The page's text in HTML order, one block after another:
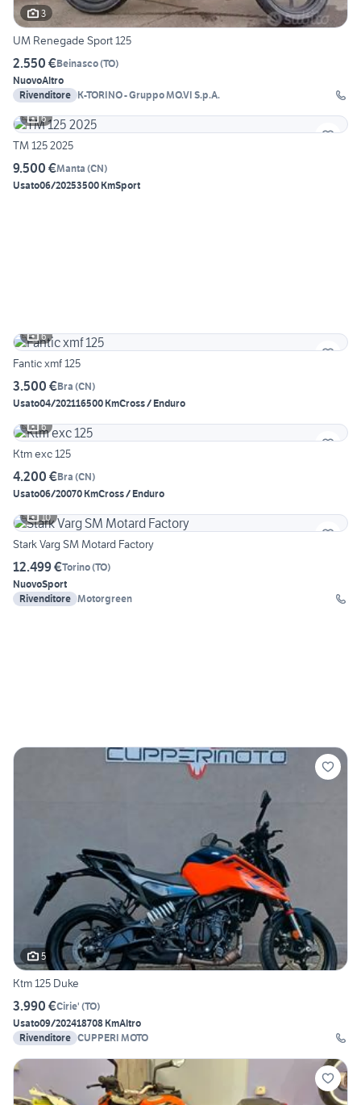
3
UM Renegade Sport 125
2.550 €Beinasco(TO)
NuovoAltro
Rivenditore K-TORINO - Gruppo MO.VI S.p.A.
6
TM 125 2025
9.500 €Manta (CN)
Usato06/20253500 KmSport
6
Fantic xmf 125
3.500 €Bra (CN)
Usato04/202116500 KmCross / Enduro
6
Ktm exc 125
4.200 €Bra (CN)
Usato06/20070 KmCross / Enduro
10
Stark Varg SM Motard Factory
12.499 €Torino(TO)
NuovoSport
Rivenditore Motorgreen
5
Ktm 125 Duke
3.990 €Cirie' (TO)
Usato09/202418708 KmAltro
Rivenditore CUPPERI MOTO